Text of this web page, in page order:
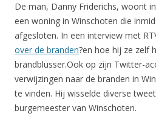
De man, Danny Friderichs, woont
een woning in Winschoten die
afgesloten. In een interview met
over de branden?en hoe hij ze zelf
brandblusser.Ook op zijn Twitter-
verwijzingen naar de branden in
te vinden. Hij wisselde diverse
burgemeester van Winschoten.